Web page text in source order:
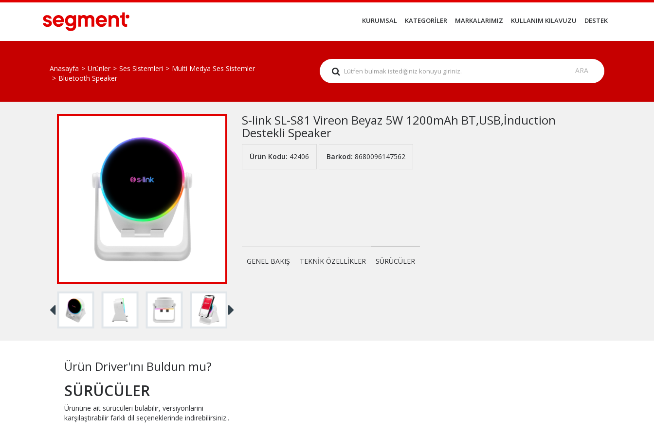
KURUMSAL KATEGORİLER MARKALARIMIZ KULLANIM KILAVUZU DESTEK
Anasayfa Ürünler Ses Sistemleri
Multi Medya Ses Sistemler
Bluetooth Speaker
S-link SL-S81 Vireon Beyaz 5W 1200mAh BT,USB,İnduction
Destekli Speaker
Ürün Kodu: 42406 Barkod: 8680096147562
GENEL BAKIŞ TEKNİK ÖZELLİKLER SÜRÜCÜLER
Ürün Driver'ını Buldun mu?
SÜRÜCÜLER
Ürününe ait sürücüleri bulabilir, versiyonlarini
karşılaştırabilir farklı dil seçeneklerinde indirebilirsiniz..